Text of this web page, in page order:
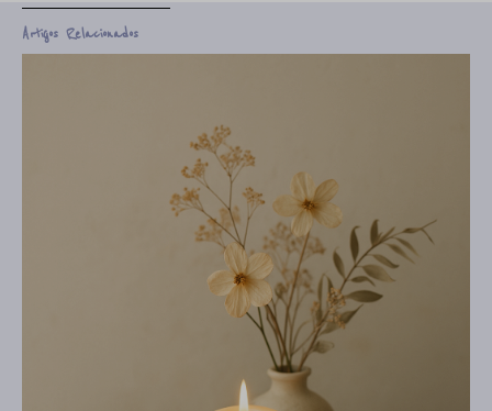
Artigos Relacionados